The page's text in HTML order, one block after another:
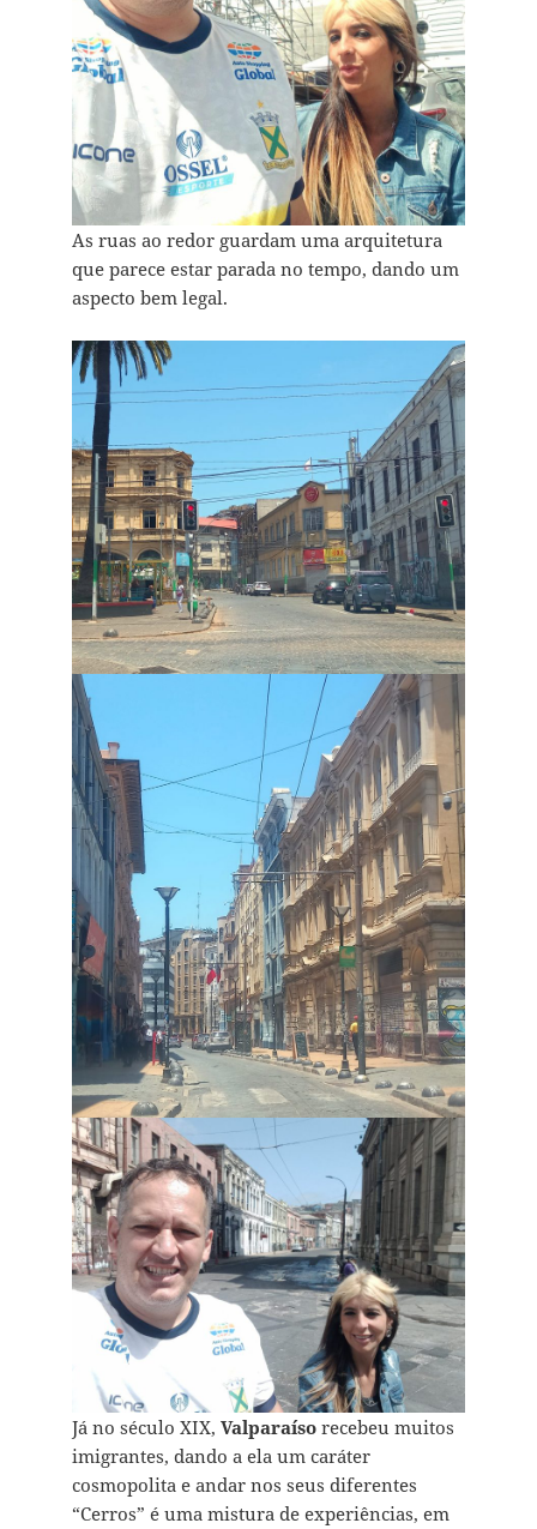
As ruas ao redor guardam uma arquitetura
que parece estar parada no tempo, dando um
aspecto bem legal.
Já no século XIX, Valparaísorecebeu muitos
imigrantes, dando a ela um caráter
cosmopolita e andar nos seus diferentes
“Cerros” é uma mistura de experiências, em